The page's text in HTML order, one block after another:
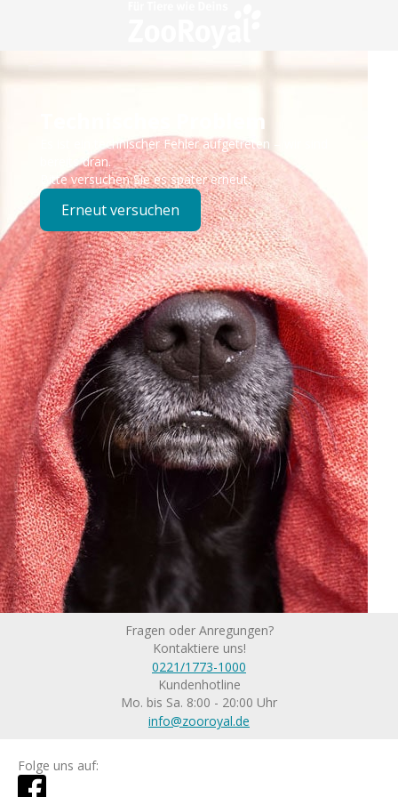
Technisches Problem
Es ist ein technischer Fehler aufgetreten – wir sind
bereits dran.
Bitte versuchen Sie es später erneut.
Erneut versuchen
Fragen oder Anregungen?
Kontaktiere uns!
0221/1773-1000
Kundenhotline
Mo. bis Sa. 8:00 - 20:00 Uhr
info@zooroyal.de
Folge uns auf: